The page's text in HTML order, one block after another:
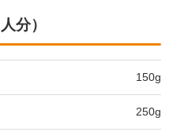
分）
150g
250g